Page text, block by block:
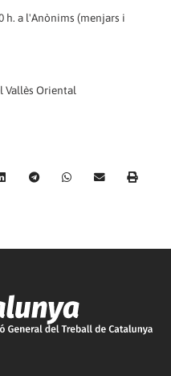
h. a l'Anònims (menjars i
Vallès Oriental